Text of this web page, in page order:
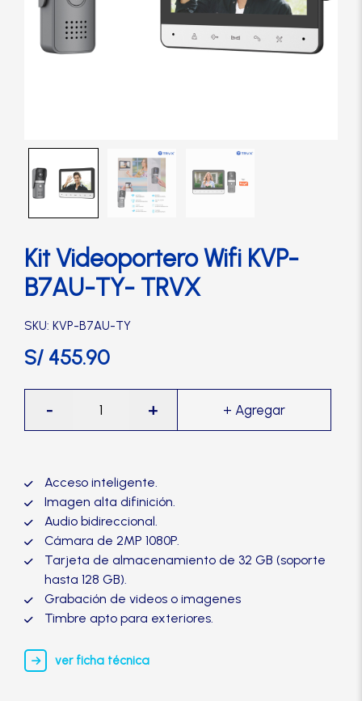
Cerradura de Sobreponer
Cerraduras Antipánico
Cerraduras Digitales
Cerrojos
Cierrapuertas
Manijas
Otros
Packs
Perillas
Kit Videoportero Wifi KVP-
B7AU-TY- TRVX
SKU: KVP-B7AU-TY
S/ 455.90
-
Videoportero
B7AU-
TY-
TRVX
cantidad
+
Acceso inteligente.
Imagen alta difinición.
Audio bidireccional.
Cámara de 2MP 1080P.
Tarjeta de almacenamiento de 32 GB (soporte
hasta 128 GB).
Grabación de videos o imagenes
Timbre apto para exteriores.
ver ficha técnica